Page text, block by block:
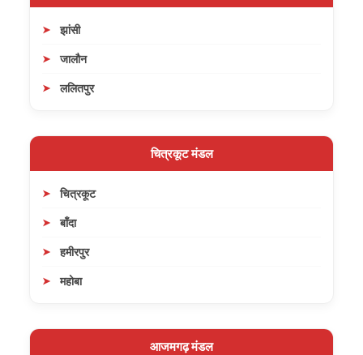
झांसी
जालौन
ललितपुर
चित्रकूट मंडल
चित्रकूट
बाँदा
हमीरपुर
महोबा
आजमगढ़ मंडल